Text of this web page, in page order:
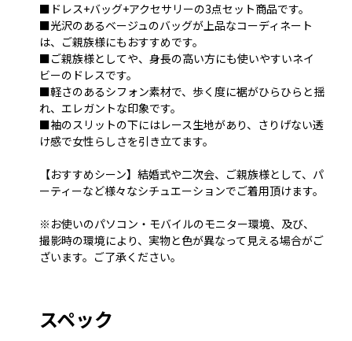
■ドレス+バッグ+アクセサリーの3点セット商品です。
■光沢のあるベージュのバッグが上品なコーディネート
は、ご親族様にもおすすめです。
■ご親族様としてや、身長の高い方にも使いやすいネイ
ビーのドレスです。
■軽さのあるシフォン素材で、歩く度に裾がひらひらと揺
れ、エレガントな印象です。
■袖のスリットの下にはレース生地があり、さりげない透
け感で女性らしさを引き立てます。
【おすすめシーン】結婚式や二次会、ご親族様として、パ
ーティーなど様々なシチュエーションでご着用頂けます。
※お使いのパソコン・モバイルのモニター環境、及び、
撮影時の環境により、実物と色が異なって見える場合がご
ざいます。ご了承ください。
スペック